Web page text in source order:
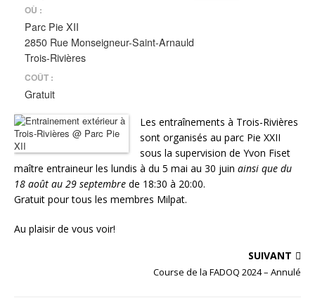
OÙ :
Parc Pie XII
2850 Rue Monseigneur-Saint-Arnauld
Trois-Rivières
COÛT :
Gratuit
Les entraînements à Trois-Rivières
sont organisés au parc Pie XXII
sous la supervision de Yvon Fiset
maître entraineur les lundis à du 5 mai au 30 juin ainsi que du
18 août au 29 septembre de 18:30 à 20:00.
Gratuit pour tous les membres Milpat.
Au plaisir de vous voir!
SUIVANT
Course de la FADOQ 2024 – Annulé